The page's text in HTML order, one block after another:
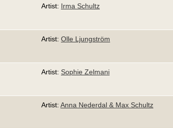
Artist: Irma Schultz
Artist: Olle Ljungström
Artist: Sophie Zelmani
Artist: Anna Nederdal & Max Schultz